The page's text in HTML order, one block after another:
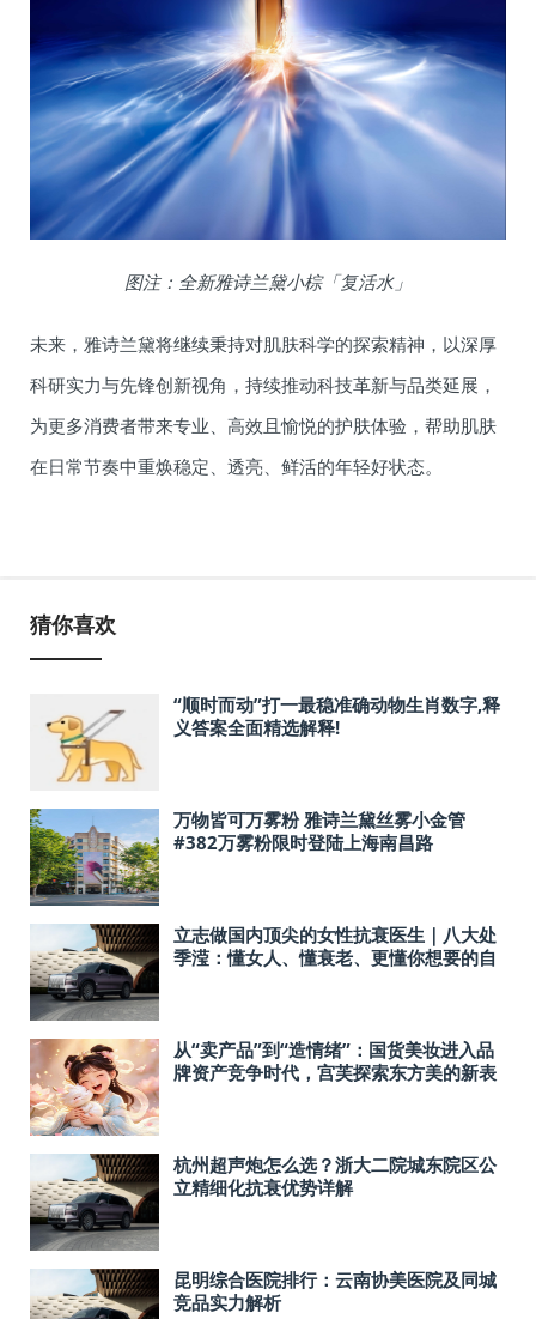
图注：全新雅诗兰黛小棕「复活水」
未来，雅诗兰黛将继续秉持对肌肤科学的探索精神，以深厚
科研实力与先锋创新视角，持续推动科技革新与品类延展，
为更多消费者带来专业、高效且愉悦的护肤体验，帮助肌肤
在日常节奏中重焕稳定、透亮、鲜活的年轻好状态。
猜你喜欢
“顺时而动”打一最稳准确动物生肖数字,释
义答案全面精选解释!
万物皆可万雾粉 雅诗兰黛丝雾小金管
#382万雾粉限时登陆上海南昌路
立志做国内顶尖的女性抗衰医生｜八大处
季滢：懂女人、懂衰老、更懂你想要的自
从“卖产品”到“造情绪”：国货美妆进入品
牌资产竞争时代，宫芙探索东方美的新表
杭州超声炮怎么选？浙大二院城东院区公
立精细化抗衰优势详解
昆明综合医院排行：云南协美医院及同城
竞品实力解析